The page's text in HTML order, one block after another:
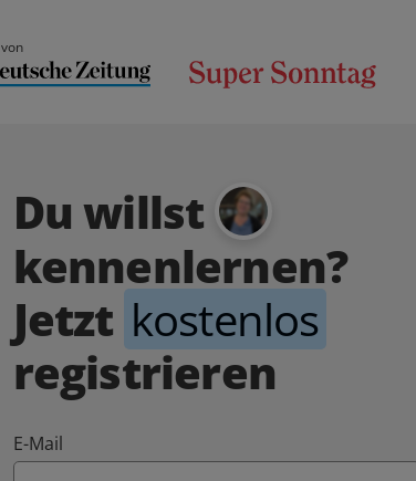
Du willst
kennenlernen?
Jetzt kostenlos
registrieren
E-Mail